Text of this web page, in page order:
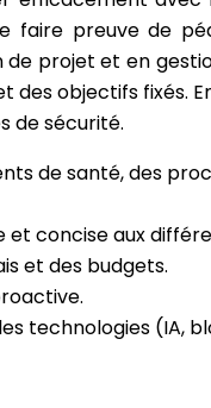
faire preuve de
projet et en
objectifs fixés.
de sécurité.
de santé, des
concise aux
et des budgets.
technologies (IA,